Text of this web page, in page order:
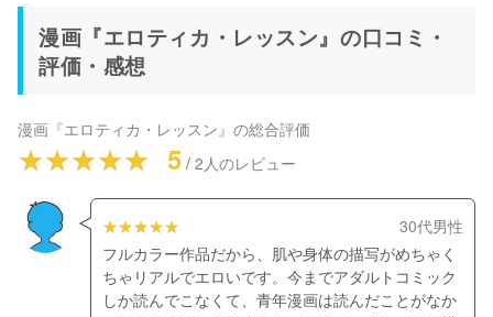
漫画『エロティカ・レッスン』の口コミ・
評価・感想
漫画『エロティカ・レッスン』 の総合評価
5 / 2人のレビュー
30代男性
フルカラー作品だから、肌や身体の描写がめちゃく
ちゃリアルでエロいです。今までアダルトコミック
しか読んでこなくて、青年漫画は読んだことがなか